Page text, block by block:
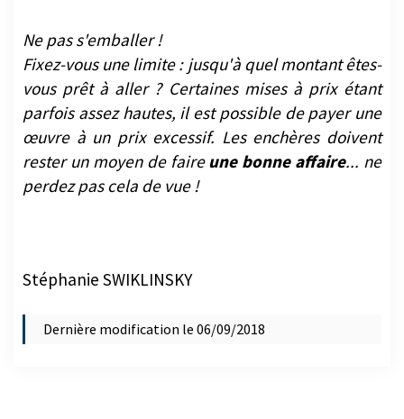
Ne pas s'emballer !
Fixez-vous une limite : jusqu'à quel montant êtes-
vous prêt à aller ? Certaines mises à prix étant
parfois assez hautes, il est possible de payer une
œuvre à un prix excessif. Les enchères doivent
rester un moyen de faireune bonne affaire... ne
perdez pas cela de vue !
Stéphanie SWIKLINSKY
Dernière modification le 06/09/2018